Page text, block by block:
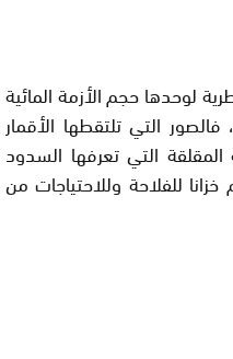
لوحدها حجم الأزمة المائية
التي تلتقطها الأقمار
التي تعرفها السدود
للفلاحة وللاحتياجات من